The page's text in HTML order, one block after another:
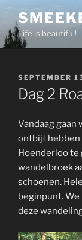
contentLife is beautiful!
POSTED
ON
SEPTEMBER
Dag 2
Vandaag gaan
ontbijt hebben
Hoenderloo te
wandelbroek
schoenen.
beginpunt.
deze